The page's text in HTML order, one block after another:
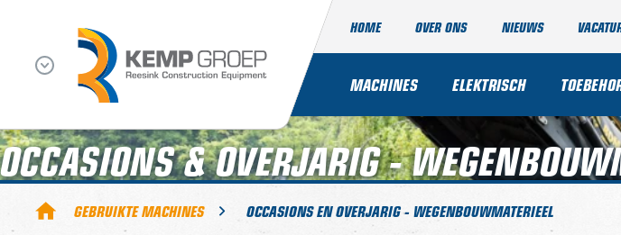
HOME OVER ONS NIEUWS
MACHINES ELEKTRISCH
OCCASIONS & OVERJARIG -
GEBRUIKTE MACHINES OCCASIONS EN OVERJARIG - WEGENBOUWMATERIEEL